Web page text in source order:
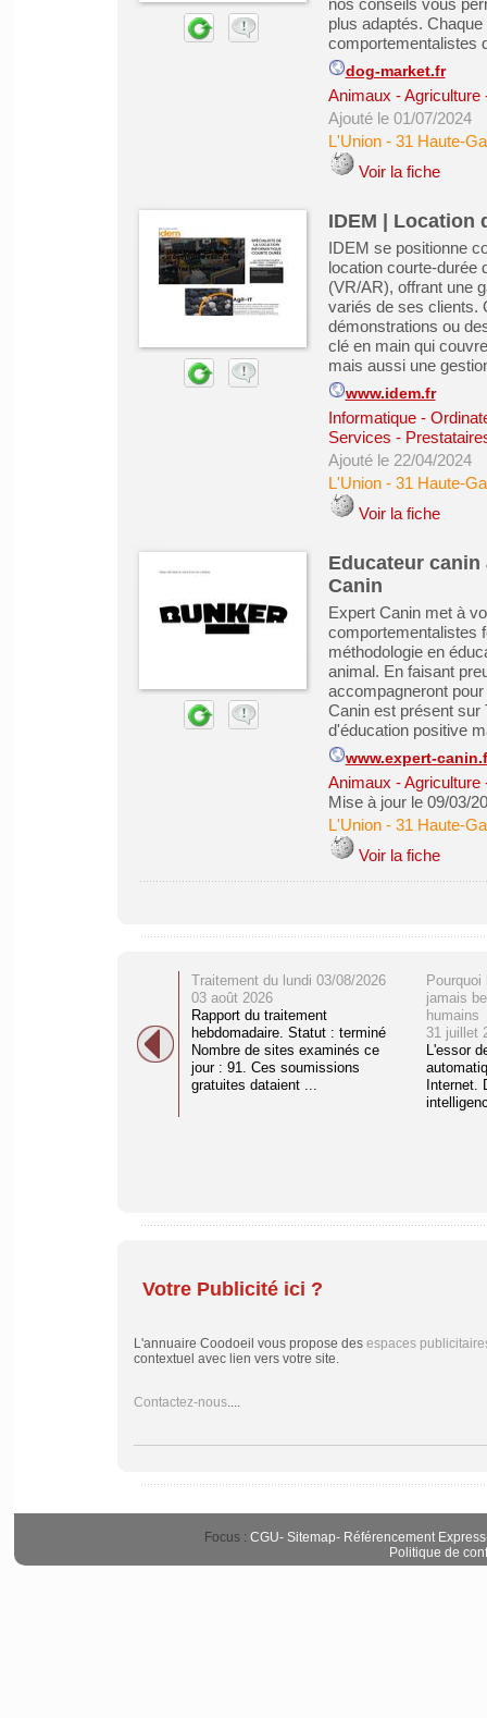
nos conseils vous
plus adaptés.
comportementalistes
dog-market.fr
Animaux - Agriculture
Ajouté le 01/07/2024
L'Union- 31 Haute-
Voir la fiche
IDEM | Location
IDEM se positionne
location courte-durée
(VR/AR), offrant une
variés de ses clients.
démonstrations ou
clé en main qui
mais aussi une
www.idem.fr
Informatique -
Services -
Ajouté le 22/04/2024
L'Union- 31 Haute-
Voir la fiche
Educateur
Canin
Expert Canin met à
comportementalistes
méthodologie en
animal. En faisant
accompagneront
Canin est présent sur
d'éducation positive
www.expert-
Animaux - Agriculture
Mise à jour le 09/03/
L'Union- 31 Haute-
Voir la fiche
Traitement du lundi 03/08/2026
03 août 2026
Rapport du traitement
hebdomadaire. Statut : terminé
Nombre de sites examinés ce
jour : 91. Ces soumissions
gratuites dataient ...
jamais
humains
31 juillet
L'essor
Internet.
Votre Publicité ici ?
L'annuaire Coodoeil vous propose des espaces
contextuel avec lien vers votre site.
Contactez-nous....
Focus : CGU- Sitemap- Référencement Express
Politique de